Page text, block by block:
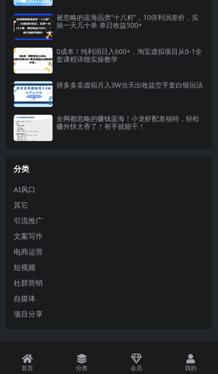
被忽略的蓝海品类“十八籽”，10倍利润差价，实
操一天几十单 单日收益500+
0成本！纯利润日入600+，淘宝虚拟项目从0-1全
套课程详细实操教学
拼多多卖虚拟月入3W当天出收益空手套白狼玩法
全网都忽略的赚钱蓝海！小龙虾配老福特，轻松
赚外快太香了！有手就能干！
分类
AI风口
其它
引流推广
文案写作
电商运营
短视频
社群营销
自媒体
项目分享
首页 分类 会员 我的